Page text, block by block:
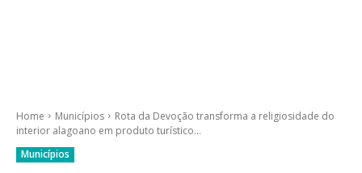
Home Municípios
Rota da Devoção transforma a religiosidade do
interior alagoano em produto turístico...
Municípios